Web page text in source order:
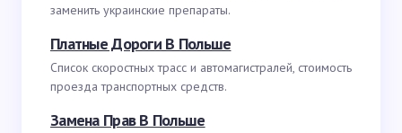
заменить украинские препараты.
Платные Дороги В Польше
Список скоростных трасс и автомагистралей, стоимость
проезда транспортных средств.
Замена Прав В Польше